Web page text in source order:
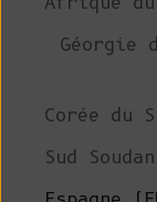
Géorgie
Corée du
Sud